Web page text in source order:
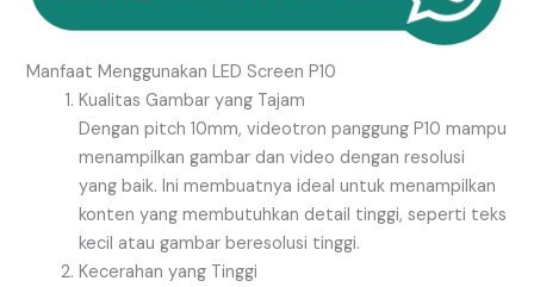
Manfaat Menggunakan LED Screen P10
Kualitas Gambar yang Tajam
Dengan pitch 10mm, videotron panggung P10 mampu
menampilkan gambar dan video dengan resolusi
yang baik. Ini membuatnya ideal untuk menampilkan
konten yang membutuhkan detail tinggi, seperti teks
kecil atau gambar beresolusi tinggi.
Kecerahan yang Tinggi